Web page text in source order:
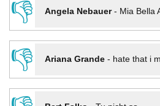
👎 Angela Nebauer- Mia Bella
👎
Ariana Grande- hate that i